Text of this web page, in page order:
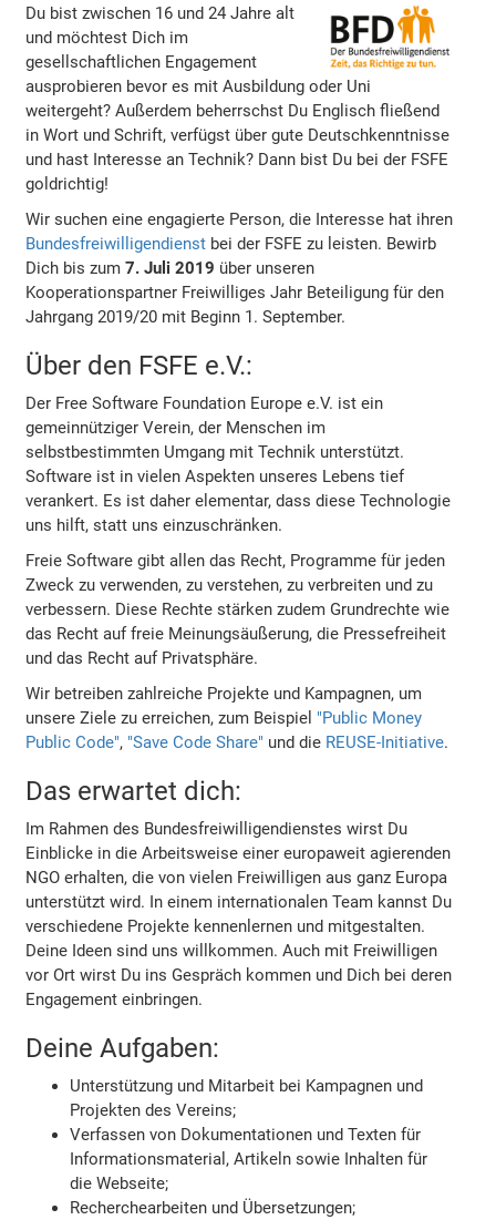
Du bist zwischen 16 und 24 Jahre alt
und möchtest Dich im
gesellschaftlichen Engagement
ausprobieren bevor es mit Ausbildung oder Uni
weitergeht? Außerdem beherrschst Du Englisch fließend
in Wort und Schrift, verfügst über gute Deutschkenntnisse
und hast Interesse an Technik? Dann bist Du bei der FSFE
goldrichtig!
Wir suchen eine engagierte Person, die Interesse hat ihren
Bundesfreiwilligendienst bei der FSFE zu leisten. Bewirb
Dich bis zum7. Juli 2019 über unseren
Kooperationspartner Freiwilliges Jahr Beteiligung für den
Jahrgang 2019/20 mit Beginn 1. September.
Über den FSFE e.V.:
Der Free Software Foundation Europe e.V. ist ein
gemeinnütziger Verein, der Menschen im
selbstbestimmten Umgang mit Technik unterstützt.
Software ist in vielen Aspekten unseres Lebens tief
verankert. Es ist daher elementar, dass diese Technologie
uns hilft, statt uns einzuschränken.
Freie Software gibt allen das Recht, Programme für jeden
Zweck zu verwenden, zu verstehen, zu verbreiten und zu
verbessern. Diese Rechte stärken zudem Grundrechte wie
das Recht auf freie Meinungsäußerung, die Pressefreiheit
und das Recht auf Privatsphäre.
Wir betreiben zahlreiche Projekte und Kampagnen, um
unsere Ziele zu erreichen, zum Beispiel "Public Money
Public Code", "Save Code Share" und die REUSE-Initiative.
Das erwartet dich:
Im Rahmen des Bundesfreiwilligendienstes wirst Du
Einblicke in die Arbeitsweise einer europaweit agierenden
NGO erhalten, die von vielen Freiwilligen aus ganz Europa
unterstützt wird. In einem internationalen Team kannst Du
verschiedene Projekte kennenlernen und mitgestalten.
Deine Ideen sind uns willkommen. Auch mit Freiwilligen
vor Ort wirst Du ins Gespräch kommen und Dich bei deren
Engagement einbringen.
Deine Aufgaben:
Unterstützung und Mitarbeit bei Kampagnen und
Projekten des Vereins;
Verfassen von Dokumentationen und Texten für
Informationsmaterial, Artikeln sowie Inhalten für
die Webseite;
Recherchearbeiten und Übersetzungen;